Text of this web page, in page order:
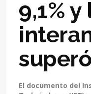
9,1% y
El documento del